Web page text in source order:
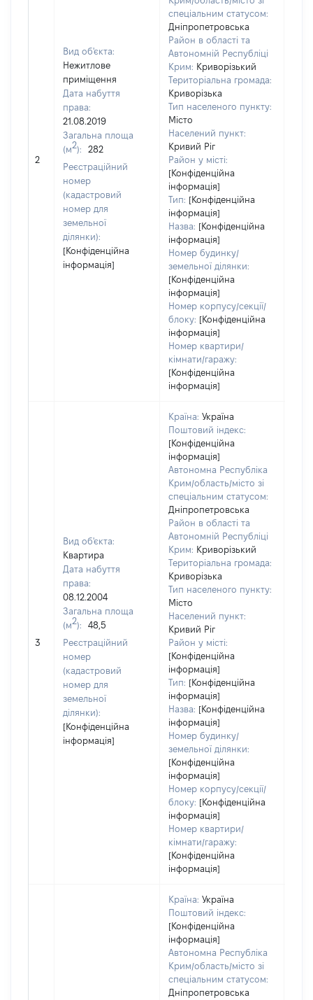
2
Вид об'єкта:
Нежитлове
приміщення
Дата набуття
права:
21.08.2019
Загальна площа
(м2):
282
Реєстраційний
номер
(кадастровий
номер для
земельної
ділянки):
[Конфіденційна
інформація]
спеціальним статусом:
Дніпропетровська
Район в області та
Автономній Республіці
Крим: Криворізький
Територіальна громада:
Криворізька
Тип населеного пункту:
Місто
Населений пункт:
Кривий Ріг
Район у місті:
[Конфіденційна
інформація]
Тип: [Конфіденційна
інформація]
Назва: [Конфіденційна
інформація]
Номер будинку/
земельної ділянки:
[Конфіденційна
інформація]
Номер корпусу/секції/
блоку: [Конфіденційна
інформація]
Номер квартири/
кімнати/гаражу:
[Конфіденційна
інформація]
3
Вид об'єкта:
Квартира
Дата набуття
права:
08.12.2004
Загальна площа
(м2):
48,5
Реєстраційний
номер
(кадастровий
номер для
земельної
ділянки):
[Конфіденційна
інформація]
Країна: Україна
Поштовий індекс:
[Конфіденційна
інформація]
Автономна Республіка
Крим/область/місто зі
спеціальним статусом:
Дніпропетровська
Район в області та
Автономній Республіці
Крим: Криворізький
Територіальна громада:
Криворізька
Тип населеного пункту:
Місто
Населений пункт:
Кривий Ріг
Район у місті:
[Конфіденційна
інформація]
Тип: [Конфіденційна
інформація]
Назва: [Конфіденційна
інформація]
Номер будинку/
земельної ділянки:
[Конфіденційна
інформація]
Номер корпусу/секції/
блоку: [Конфіденційна
інформація]
Номер квартири/
кімнати/гаражу:
[Конфіденційна
інформація]
Країна: Україна
Поштовий індекс:
[Конфіденційна
інформація]
Автономна Республіка
Крим/область/місто зі
спеціальним статусом:
Дніпропетровська